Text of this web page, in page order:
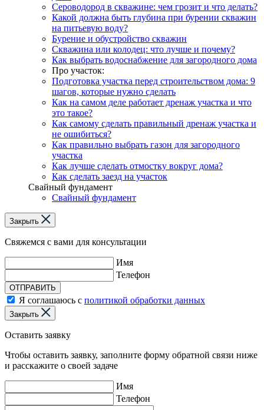
Сероводород в скважине: чем грозит и что делать?
Какой должна быть глубина при бурении скважин
на питьевую воду?
Бурение и обустройство скважин
Скважина или колодец: что лучше и почему?
Как выбрать водоснабжение для загородного дома
Про участок:
Подготовка участка перед строительством дома: 9
шагов, которые нужно сделать
Как на самом деле работает дренаж участка и что
это такое?
Как самому сделать правильный дренаж участка и
не ошибиться?
Как правильно выбрать газон для загородного
участка
Как лучше сделать отмостку вокруг дома?
Как сделать заезд на участок
Свайный фундамент
Свайный фундамент
Закрыть
Свяжемся с вами для консультации
Имя
Телефон
ОТПРАВИТЬ
Я соглашаюсь с политикой обработки данных
Закрыть
Оставить заявку
Чтобы оставить заявку, заполните форму обратной связи ниже
и расскажите о своей задаче
Имя
Телефон